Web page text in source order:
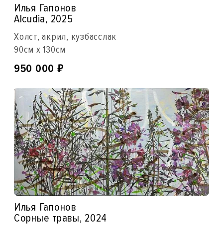
Илья Гапонов
Alcudia, 2025
Холст, акрил, кузбасслак
90см x 130см
950 000 ₽
Илья Гапонов
Сорные травы, 2024